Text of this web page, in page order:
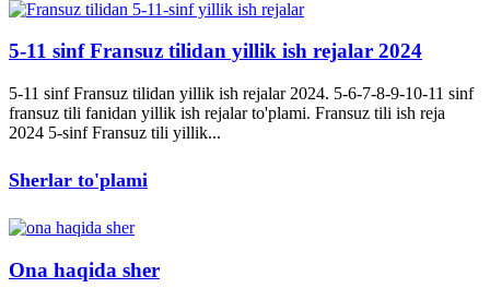
5-11 sinf Fransuz tilidan yillik ish rejalar 2024
5-11 sinf Fransuz tilidan yillik ish rejalar 2024. 5-6-7-8-9-10-11 sinf
fransuz tili fanidan yillik ish rejalar to'plami. Fransuz tili ish reja
2024 5-sinf Fransuz tili yillik...
Sherlar to'plami
Ona haqida sher